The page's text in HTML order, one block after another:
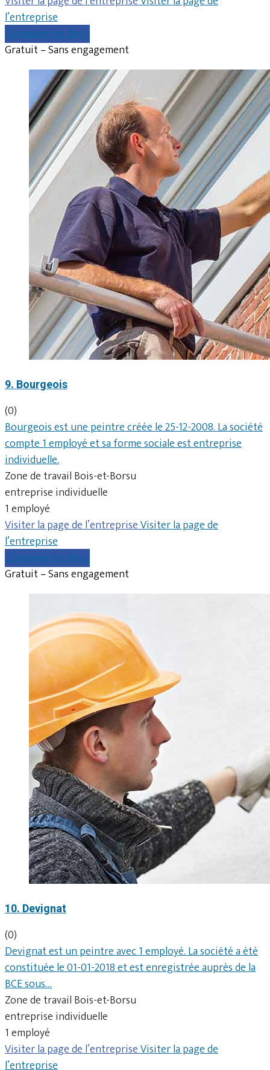
l’entreprise
Comparer les devis
Gratuit – Sans engagement
9. Bourgeois
(0)
Bourgeois est une peintre créée le 25-12-2008. La société
compte 1 employé et sa forme sociale est entreprise
individuelle.
Zone de travail Bois-et-Borsu
entreprise individuelle
1 employé
Visiter la page de l’entrepriseVisiter la page de
l’entreprise
Comparer les devis
Gratuit – Sans engagement
10. Devignat
(0)
Devignat est un peintre avec 1 employé. La société a été
constituée le 01-01-2018 et est enregistrée auprès de la
BCE sous…
Zone de travail Bois-et-Borsu
entreprise individuelle
1 employé
Visiter la page de l’entrepriseVisiter la page de
l’entreprise